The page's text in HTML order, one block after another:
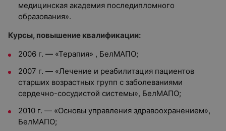
медицинская академия последипломного
образования».
Курсы, повышение квалификации:
2006 г. — «Терапия» , БелМАПО;
2007 г. — «Лечение и реабилитация пациентов
старших возрастных групп с заболеваниями
сердечно-сосудистой системы», БелМАПО;
2010 г. — «Основы управления здравоохранением»,
БелМАПО;